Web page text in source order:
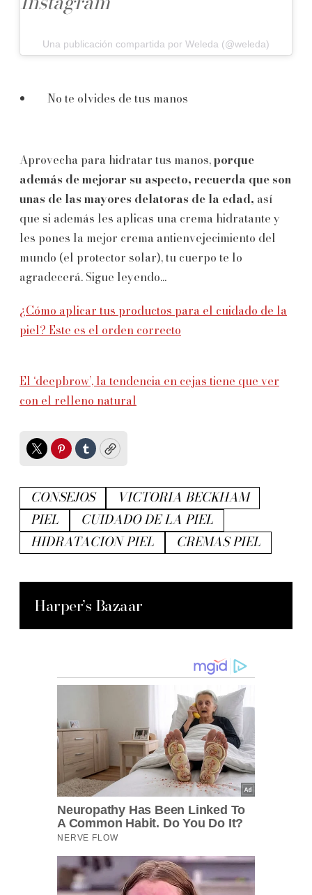
Una publicación compartida por Weleda (@weleda)
No te olvides de tus manos
Aprovecha para hidratar tus manos,porque
además de mejorar su aspecto, recuerda que son
unas de las mayores delatoras de la edad, así
que si además les aplicas una crema hidratante y
les pones la mejor crema antienvejecimiento del
mundo (el protector solar), tu cuerpo te lo
agradecerá. Sigue leyendo...
¿Cómo aplicar tus productos para el cuidado de la
piel? Este es el orden correcto
El ‘deepbrow’, la tendencia en cejas tiene que ver
con el relleno natural
TwitterPinterest
TumblrCopy
CONSEJOS
VICTORIA BECKHAM
PIEL
CUIDADO DE LA PIEL
HIDRATACION PIEL
CREMAS PIEL
Harper’s Bazaar